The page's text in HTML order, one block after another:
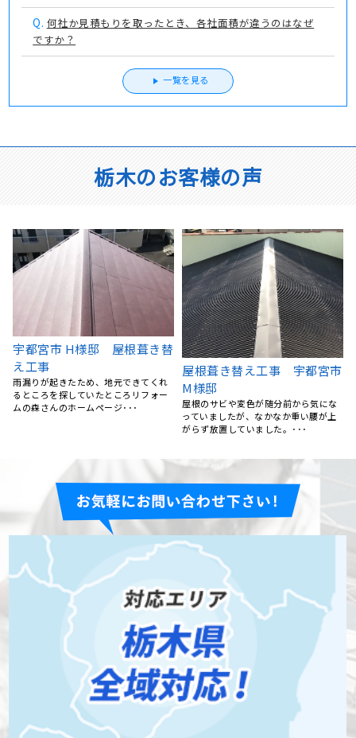
Q. 何社か見積もりを取ったとき、各社面積が違うのはなぜ
ですか？
一覧を見る
栃木のお客様の声
宇都宮市 屋根塗装
飛び込み営業に屋根の汚れを指摘さ
れ、勧誘も受けたものの高額で不安を
感じたので、ネットで調べ、･･･
屋根カバー工法 栃木県宇都
宮市A様
雨漏りが心配になり、どこの業者さん
を選んだら良いのか迷っていました。
ネットで検索していると･･･